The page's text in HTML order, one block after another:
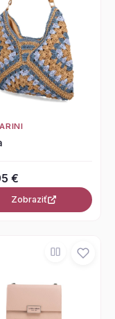
€
Zobraziť